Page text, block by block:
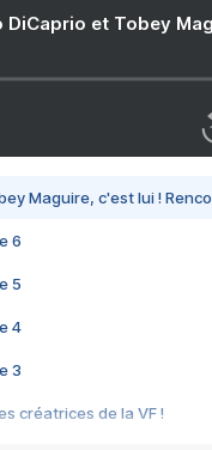
DiCaprio et Tobey
Maguire, c'est lui !
6
5
4
3
créatrices de la VF !